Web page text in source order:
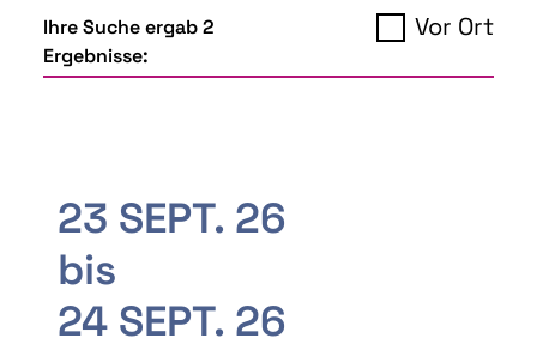
Ihre Suche ergab 2
Ergebnisse:
Vor Ort
23 SEPT. 26
bis
24 SEPT. 26